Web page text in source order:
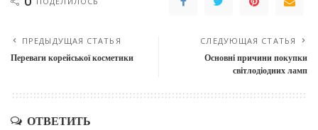
ПРЕДЫДУЩАЯ СТАТЬЯ
Переваги корейської косметики
СЛЕДУЮЩАЯ СТАТЬЯ
Основні причини покупки
світлодіодних ламп
ОТВЕТИТЬ